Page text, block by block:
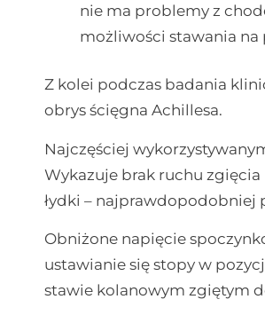
nie ma problemy z
możliwości stawania na
Z kolei podczas badania
obrys ścięgna Achillesa.
Najczęściej
Wykazuje brak ruchu
łydki – najprawdopodobniej
Obniżone napięcie
ustawianie się stopy w
stawie kolanowym zgiętym